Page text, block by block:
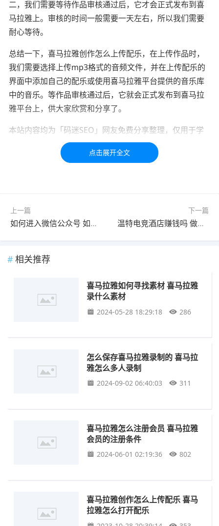
二，我们需要等待作品审核通过后，它才会正式发布到喜
马拉雅上。审核的时间一般需要一天左右，所以我们需要
耐心等待。
总结一下，喜马拉雅创作怎么上传配乐，在上传作品时，
我们需要选择上传mp3格式的音频文件，并在上传配乐的
界面中添加自己的配乐或使用喜马拉雅平台提供的音乐库
中的音乐。等作品审核通过后，它就会正式发布到喜马拉
雅平台上，供大家欣赏和分享了。
本站内容均为「码迷SEO」网友免费分享整理，仅用于学
习交流，如有疑问，请联系我们48小时处理！！！！
上一篇
如何进入微信公众号 如何进入公众号后台
下一篇
温特电竞酒店赚钱吗 做酒店赚钱吗
相关推荐
喜马拉雅如何寻找素材 喜马拉雅
录什么素材
2024-05-28 18:29:18 286
怎么保存喜马拉雅录制的 喜马拉
雅怎么多人录制
2024-09-02 06:40:03 311
喜马拉雅怎么注册会员 喜马拉雅
会员的注册条件
2024-06-01 02:19:36 802
喜马拉雅创作怎么上传配乐 喜马
拉雅怎么打开配乐